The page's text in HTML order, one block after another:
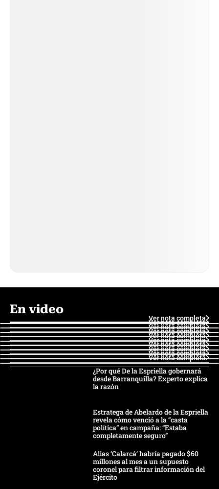
En video
Ver nota completa
Ver nota completa
Ver nota completa
Ver nota completa
Ver nota completa
Ver nota completa
Ver nota completa
Ver nota completa
Ver nota completa
Ver nota completa
¿Por qué De la Espriella gobernará
desde Barranquilla? Experto explica
la razón
Estratega de Abelardo de la Espriella
revela cómo venció a la “casta
política” en campaña: “Estaba
completamente seguro”
Alias ‘Calarcá’ habría pagado $60
millones al mes a un supuesto
coronel para filtrar información del
Ejército